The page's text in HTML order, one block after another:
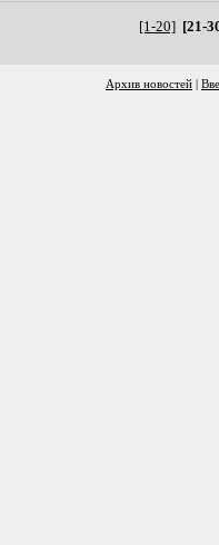
[1-20] [21-
Архив новостей